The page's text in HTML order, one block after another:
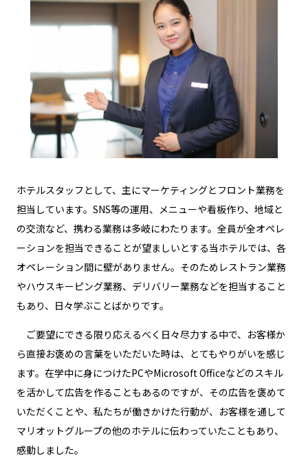
ホテルスタッフとして、主にマーケティングとフロント業務を
担当しています。SNS等の運用、メニューや看板作り、地域と
の交流など、携わる業務は多岐にわたります。全員が全オペレ
ーションを担当できることが望ましいとする当ホテルでは、各
オペレーション間に壁がありません。そのためレストラン業務
やハウスキーピング業務、デリバリー業務などを担当すること
もあり、日々学ぶことばかりです。
ご要望にできる限り応えるべく日々尽力する中で、お客様か
ら直接お褒めの言葉をいただいた時は、とてもやりがいを感じ
ます。在学中に身につけたPCやMicrosoft Officeなどのスキル
を活かして広告を作ることもあるのですが、その広告を褒めて
いただくことや、私たちが働きかけた行動が、お客様を通して
マリオットグループの他のホテルに伝わっていたこともあり、
感動しました。